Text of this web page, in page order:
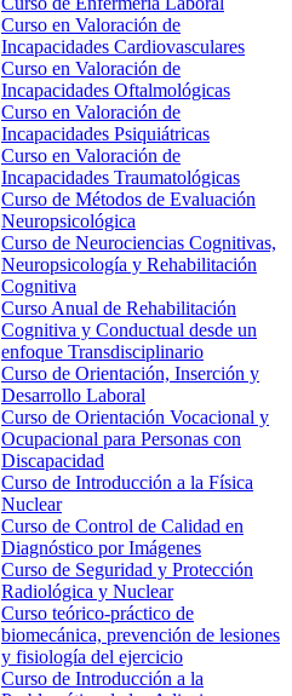
Curso en Valoración de
Incapacidades Cardiovasculares
Curso en Valoración de
Incapacidades Oftalmológicas
Curso en Valoración de
Incapacidades Psiquiátricas
Curso en Valoración de
Incapacidades Traumatológicas
Curso de Métodos de Evaluación
Neuropsicológica
Curso de Neurociencias Cognitivas,
Neuropsicología y Rehabilitación
Cognitiva
Curso Anual de Rehabilitación
Cognitiva y Conductual desde un
enfoque Transdisciplinario
Curso de Orientación, Inserción y
Desarrollo Laboral
Curso de Orientación Vocacional y
Ocupacional para Personas con
Discapacidad
Curso de Introducción a la Física
Nuclear
Curso de Control de Calidad en
Diagnóstico por Imágenes
Curso de Seguridad y Protección
Radiológica y Nuclear
Curso teórico-práctico de
biomecánica, prevención de lesiones
y fisiología del ejercicio
Curso de Introducción a la